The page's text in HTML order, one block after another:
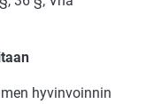
hyvinvoinnin